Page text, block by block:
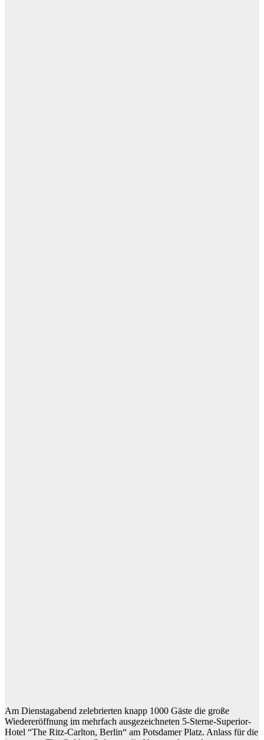
Am Dienstagabend zelebrierten knapp 1000 Gäste die große
Wiedereröffnung im mehrfach ausgezeichneten 5-Sterne-Superior-
Hotel “The Ritz-Carlton, Berlin“ am Potsdamer Platz. Anlass für die